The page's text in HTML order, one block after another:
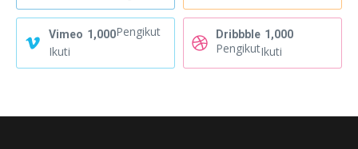
Vimeo 1,000Pengikut
Ikuti
Dribbble 1,000
PengikutIkuti